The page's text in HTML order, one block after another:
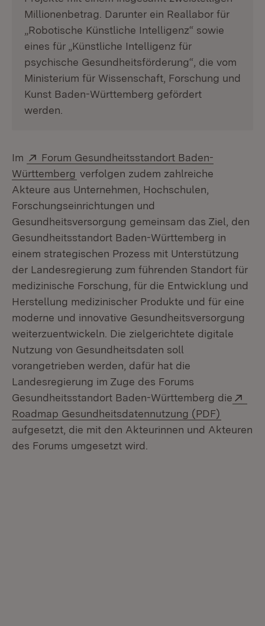
Millionenbetrag. Darunter ein Reallabor für
„Robotische Künstliche Intelligenz“ sowie
eines für „Künstliche Intelligenz für
psychische Gesundheitsförderung“, die vom
Ministerium für Wissenschaft, Forschung und
Kunst Baden-Württemberg gefördert
werden.
Im Extern:
Forum Gesundheitsstandort Baden-
Württemberg (Öffnet in neuem Fenster)
verfolgen zudem zahlreiche
Akteure aus Unternehmen, Hochschulen,
Forschungseinrichtungen und
Gesundheitsversorgung gemeinsam das Ziel, den
Gesundheitsstandort Baden-Württemberg in
einem strategischen Prozess mit Unterstützung
der Landesregierung zum führenden Standort für
medizinische Forschung, für die Entwicklung und
Herstellung medizinischer Produkte und für eine
moderne und innovative Gesundheitsversorgung
weiterzuentwickeln. Die zielgerichtete digitale
Nutzung von Gesundheitsdaten soll
vorangetrieben werden, dafür hat die
Landesregierung im Zuge des Forums
Gesundheitsstandort Baden-Württemberg die
Roadmap Gesundheitsdatennutzung (PDF)
aufgesetzt, die mit den Akteurinnen und Akteuren
des Forums umgesetzt wird.